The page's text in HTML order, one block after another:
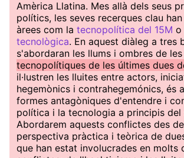
Amèrica Llatina. Mes allà dels seus
polítics, les seves recerques clau
àrees com la tecnopolítica del 15M o
tecnològica. En aquest diàleg a tres
s'abordaran les llums i ombres de les
tecnopolítiques de les últimes dues
il·lustren les lluites entre actors,
hegemònics i contrahegemónics, és
formes antagòniques d'entendre i
política i la tecnologia a principis del
Abordarem aquests conflictes des
perspectiva pràctica i teòrica de
que han estat involucrades en molts